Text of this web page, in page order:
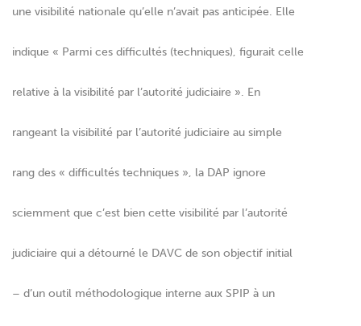
une visibilité nationale qu’elle n’avait pas anticipée. Elle
indique « Parmi ces difficultés (techniques), figurait celle
relative à la visibilité par l’autorité judiciaire ». En
rangeant la visibilité par l’autorité judiciaire au simple
rang des « difficultés techniques », la DAP ignore
sciemment que c’est bien cette visibilité par l’autorité
judiciaire qui a détourné le DAVC de son objectif initial
– d’un outil méthodologique interne aux SPIP à un